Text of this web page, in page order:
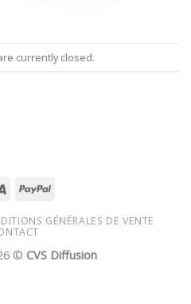
currently closed.
GÉNÉRALES DE VENTE
© CVS Diffusion